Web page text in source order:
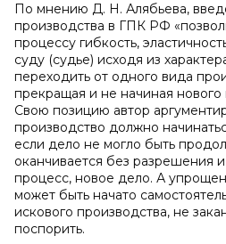
По мнению Д. Н. Алябьева,
производства в ГПК РФ
процессу гибкость,
суду (судье) исходя из
переходить от одного вида
прекращая и не начиная нового
Свою позицию автор
производство должно
если дело не могло быть
оканчивается без разрешения
процесс, новое дело. А
может быть начато
искового производства, не
поспорить.